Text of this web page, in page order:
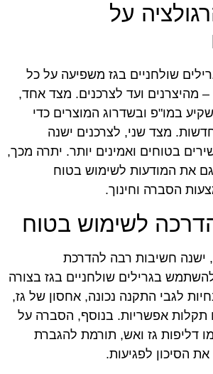
על
שולחניים בגז משפיעה על כל
מהיצרנים ועד לצרכנים. מצד אחד,
במו"פ ובשדרוג המוצרים כדי
מצד שני, לצרכנים ישנה
בטוחים ואמינים יותר. יתרה מכך,
את המודעות לשימוש בטוח
הסברה וחינוך.
לשימוש בטוח
ישנה חשיבות רבה להדרכת
בגרילים שולחניים בגז בצורה
לגבי התקנה נכונה, אחסון של גז,
תקלות אפשריות. בנוסף, הסברה על
דליפות גז ואש, תורמת להגברת
הסיכון לפגיעות.